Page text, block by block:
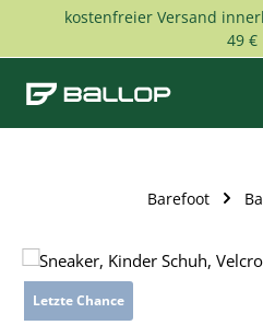
Zum Hauptinhalt springen
kostenfreier Versand
49 €
Barefoot
Bildergalerie überspringen
Letzte Chance